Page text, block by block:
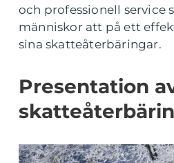
och professionell service
människor att på ett
sina skatteåterbäringar.
Presentation